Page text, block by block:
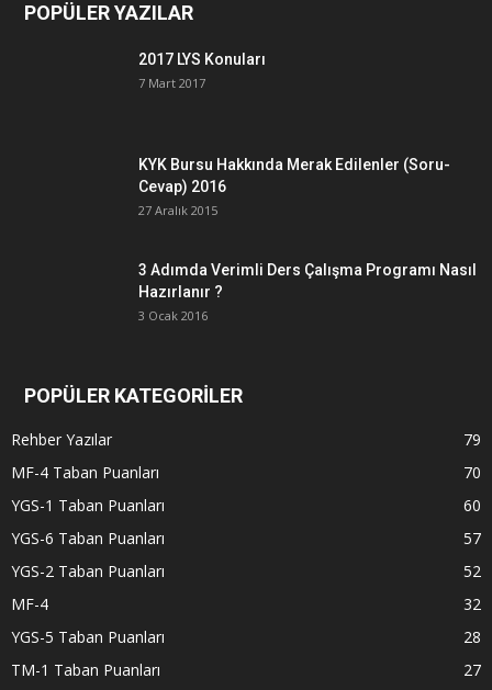
POPÜLER YAZILAR
2017 LYS Konuları
7 Mart 2017
KYK Bursu Hakkında Merak Edilenler (Soru-
Cevap) 2016
27 Aralık 2015
3 Adımda Verimli Ders Çalışma Programı Nasıl
Hazırlanır ?
3 Ocak 2016
POPÜLER KATEGORİLER
Rehber Yazılar
79
MF-4 Taban Puanları
70
YGS-1 Taban Puanları
60
YGS-6 Taban Puanları
57
YGS-2 Taban Puanları
52
MF-4
32
YGS-5 Taban Puanları
28
TM-1 Taban Puanları
27